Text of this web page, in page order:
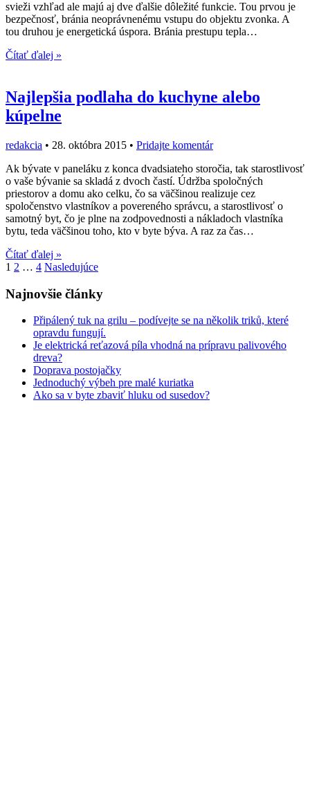
svieži vzhľad ale majú aj dve ďalšie dôležité funkcie. Tou prvou je
bezpečnosť, bránia neoprávnenému vstupu do objektu zvonka. A
tou druhou je energetická úspora. Bránia prestupu tepla…
Čítať ďalej »
Najlepšia podlaha do kuchyne alebo
kúpelne
redakcia • 28. októbra 2015 • Pridajte komentár
Ak bývate v paneláku z konca dvadsiateho storočia, tak starostlivosť
o vaše bývanie sa skladá z dvoch častí. Údržba spoločných
priestorov a domu ako celku, čo sa väčšinou realizuje cez
spoločenstvo vlastníkov a povereného správcu, a starostlivosť o
samotný byt, čo je plne na zodpovednosti a nákladoch vlastníka
bytu, teda väčšinou toho, kto v byte býva. A raz za čas…
Čítať ďalej »
Navigácia
v
článkoch
1 2 … 4 Nasledujúce
Najnovšie články
Připálený tuk na grilu – podívejte se na několik triků, které
opravdu fungují.
Je elektrická reťazová píla vhodná na prípravu palivového
dreva?
Doprava postojačky
Jednoduchý výbeh pre malé kuriatka
Ako sa v byte zbaviť hluku od susedov?